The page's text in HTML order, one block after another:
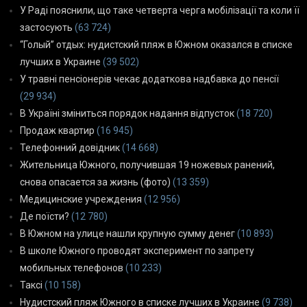
У Раді пояснили, що таке четверта черга мобілізації та коли її
застосують (63 724)
“Голый” отдых: нудистский пляж в Южном оказался в списке
лучших в Украине (39 502)
У травні пенсіонерів чекає додаткова надбавка до пенсії
(29 934)
В Україні зміниться порядок надання відпусток(18 720)
Продаж квартир (16 945)
Телефонний довідник(14 668)
Жительница Южного, получившая 19 ножевых ранений,
снова опасается за жизнь (фото) (13 359)
Медицинские учреждения (12 956)
Де поїсти? (12 780)
В Южном на улице нашли крупную сумму денег(10 893)
В школе Южного проводят эксперимент по запрету
мобильных телефонов (10 233)
Таксі (10 158)
Нудистский пляж Южного в списке лучших в Украине (9 738)